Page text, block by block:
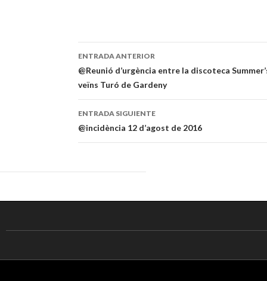
Navegación
de
entradas
ENTRADA ANTERIOR
@Reunió d’urgència entre la discoteca
veïns Turó de Gardeny
ENTRADA SIGUIENTE
@incidència 12 d’agost de 2016